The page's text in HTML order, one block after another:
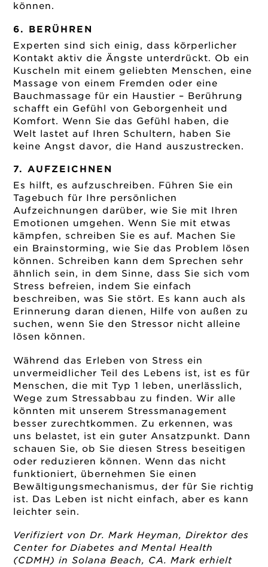
können.
6. BERÜHREN
Experten sind sich einig, dass körperlicher
Kontakt aktiv die Ängste unterdrückt. Ob ein
Kuscheln mit einem geliebten Menschen, eine
Massage von einem Fremden oder eine
Bauchmassage für ein Haustier – Berührung
schafft ein Gefühl von Geborgenheit und
Komfort. Wenn Sie das Gefühl haben, die
Welt lastet auf Ihren Schultern, haben Sie
keine Angst davor, die Hand auszustrecken.
7. AUFZEICHNEN
Es hilft, es aufzuschreiben. Führen Sie ein
Tagebuch für Ihre persönlichen
Aufzeichnungen darüber, wie Sie mit Ihren
Emotionen umgehen. Wenn Sie mit etwas
kämpfen, schreiben Sie es auf. Machen Sie
ein Brainstorming, wie Sie das Problem lösen
können. Schreiben kann dem Sprechen sehr
ähnlich sein, in dem Sinne, dass Sie sich vom
Stress befreien, indem Sie einfach
beschreiben, was Sie stört. Es kann auch als
Erinnerung daran dienen, Hilfe von außen zu
suchen, wenn Sie den Stressor nicht alleine
lösen können.
Während das Erleben von Stress ein
unvermeidlicher Teil des Lebens ist, ist es für
Menschen, die mit Typ 1 leben, unerlässlich,
Wege zum Stressabbau zu finden. Wir alle
könnten mit unserem Stressmanagement
besser zurechtkommen. Zu erkennen, was
uns belastet, ist ein guter Ansatzpunkt. Dann
schauen Sie, ob Sie diesen Stress beseitigen
oder reduzieren können. Wenn das nicht
funktioniert, übernehmen Sie einen
Bewältigungsmechanismus, der für Sie richtig
ist. Das Leben ist nicht einfach, aber es kann
leichter sein.
Verifiziert von Dr. Mark Heyman, Direktor des
Center for Diabetes and Mental Health
(CDMH) in Solana Beach, CA. Mark erhielt